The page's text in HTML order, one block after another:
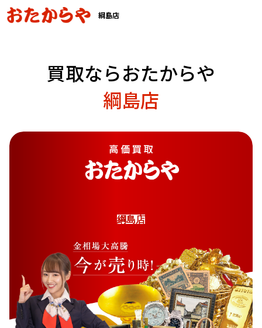
綱島店
買取ならおたからや
綱島店
綱島店